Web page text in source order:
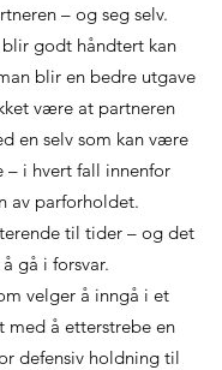
– og seg selv.
godt håndtert kan
blir en bedre utgave
være at partneren
en selv som kan være
– i hvert fall innenfor
av parforholdet.
til tider – og det
gå i forsvar.
velger å inngå i et
med å etterstrebe en
defensiv holdning til